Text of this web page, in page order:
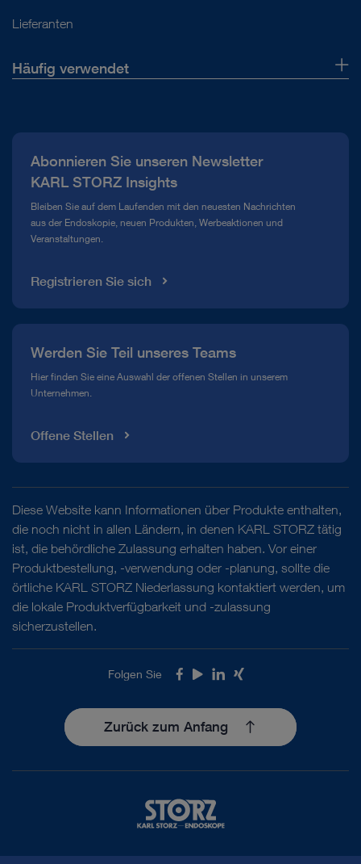
Lieferanten
Häufig verwendet
Compliance Hotline
Mediathek
Abonnieren Sie unseren Newsletter
KARL STORZ Insights
Bleiben Sie auf dem Laufenden mit den neuesten Nachrichten
aus der Endoskopie, neuen Produkten, Werbeaktionen und
Veranstaltungen.
Registrieren Sie sich
Werden Sie Teil unseres Teams
Hier finden Sie eine Auswahl der offenen Stellen in unserem
Unternehmen.
Offene Stellen
Diese Website kann Informationen über Produkte enthalten,
die noch nicht in allen Ländern, in denen KARL STORZ tätig
ist, die behördliche Zulassung erhalten haben. Vor einer
Produktbestellung, -verwendung oder -planung, sollte die
örtliche KARL STORZ Niederlassung kontaktiert werden, um
die lokale Produktverfügbarkeit und -zulassung
sicherzustellen.
Folgen Sie Facebook
Youtube
LinkedIn
Xing
Zurück zum Anfang